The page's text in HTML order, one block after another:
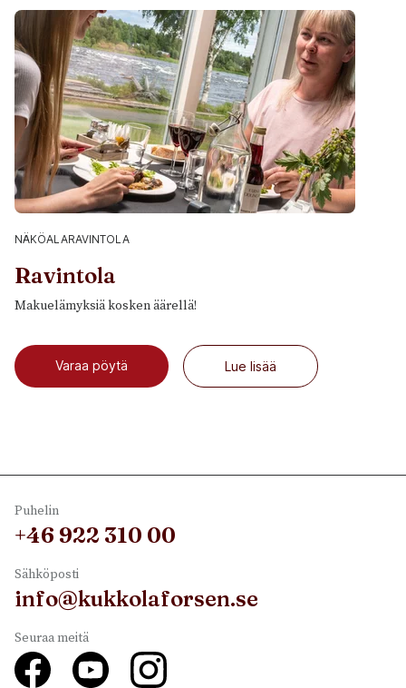
NÄKÖALARAVINTOLA
Ravintola
Makuelämyksiä kosken äärellä!
Varaa pöytä Lue lisää
Puhelin
+46 922 310 00
Sähköposti
info@kukkolaforsen.se
Seuraa meitä